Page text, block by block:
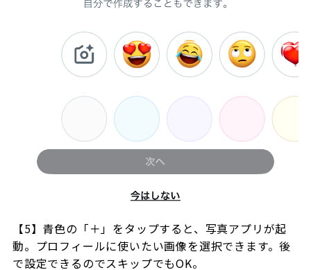
【5】青色の「＋」をタップすると、写真アプリが起
動。プロフィールに使いたい画像を選択できます。後
で設定できるのでスキップでもOK。